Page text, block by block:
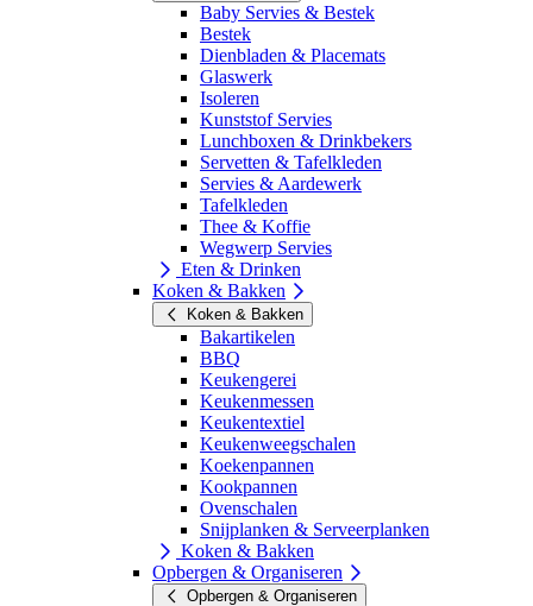
Baby Servies & Bestek
Bestek
Dienbladen & Placemats
Glaswerk
Isoleren
Kunststof Servies
Lunchboxen & Drinkbekers
Servetten & Tafelkleden
Servies & Aardewerk
Tafelkleden
Thee & Koffie
Wegwerp Servies
Eten & Drinken
Koken & Bakken
Koken & Bakken
Bakartikelen
BBQ
Keukengerei
Keukenmessen
Keukentextiel
Keukenweegschalen
Koekenpannen
Kookpannen
Ovenschalen
Snijplanken & Serveerplanken
Koken & Bakken
Opbergen & Organiseren
Opbergen & Organiseren